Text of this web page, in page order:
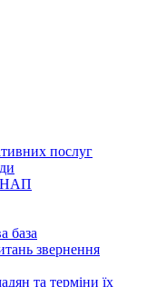
послуг
база
звернення
та терміни їх